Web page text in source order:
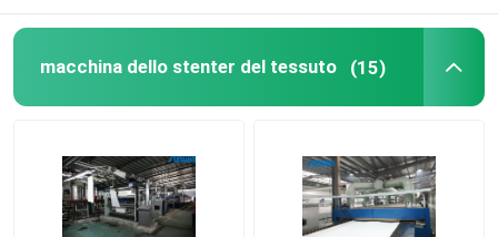
macchina dello stenter del tessuto (15)